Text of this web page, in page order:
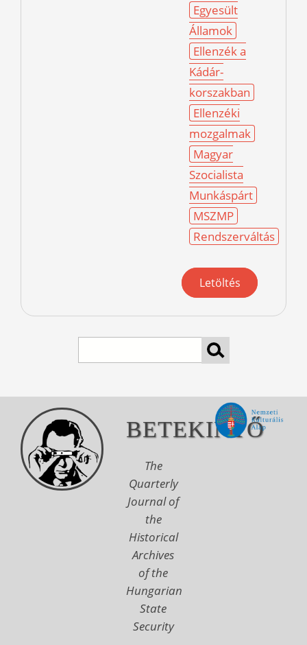
Egyesült
Államok
Ellenzék a
Kádár-
korszakban
Ellenzéki
mozgalmak
Magyar
Szocialista
Munkáspárt
MSZMP
Rendszerváltás
Letöltés
BETEKINTŐ
The
Quarterly
Journal of
the
Historical
Archives
of the
Hungarian
State
Security